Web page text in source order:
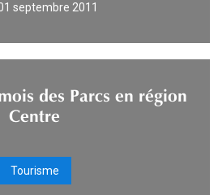
septembre 2011
des Parcs en région
Centre
Tourisme